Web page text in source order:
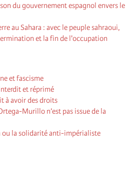
du gouvernement espagnol envers le
au Sahara : avec le peuple sahraoui,
et la fin de l'occupation
et fascisme
et réprimé
à avoir des droits
Murillo n’est pas issue de la
ou la solidarité anti-impérialiste